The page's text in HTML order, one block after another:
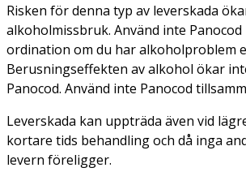
Risken för denna typ av leverskada
alkoholmissbruk. Använd inte
ordination om du har alkoholproblem
Berusningseffekten av alkohol ökar
Panocod. Använd inte Panocod
Leverskada kan uppträda även vid
kortare tids behandling och då inga
levern föreligger.